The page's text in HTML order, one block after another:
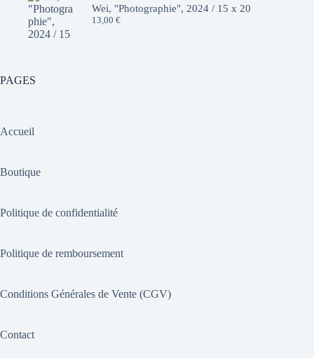
10,00 €.
7,00 €.
Wei, "Photographie", 2024 / 15 x 20
13,00 €
PAGES
Accueil
Boutique
Politique de confidentialité
Politique de remboursement
Conditions Générales de Vente (CGV)
Contact